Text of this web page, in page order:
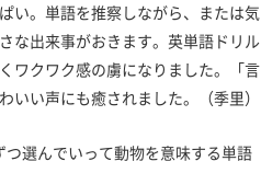
い。単語を推察しながら、または気
な出来事がおきます。英単語ドリル
ワクワク感の虜になりました。「言
いい声にも癒されました。（季里）
選んでいって動物を意味する単語